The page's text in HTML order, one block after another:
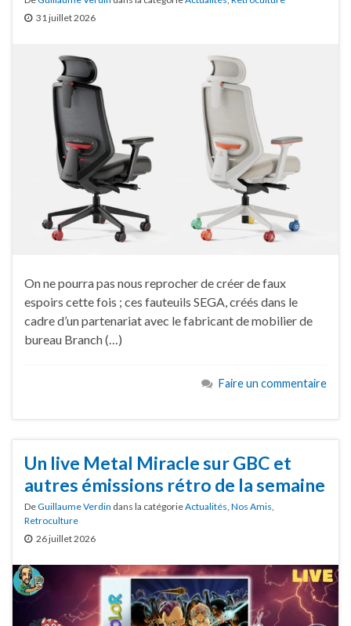
31 juillet 2026
On ne pourra pas nous reprocher de créer de faux
espoirs cette fois ; ces fauteuils SEGA, créés dans le
cadre d’un partenariat avec le fabricant de mobilier de
bureau Branch (…)
Faire un commentaire
Un live Metal Miracle sur GBC et
autres émissions rétro de la semaine
DeGuillaume Verdin dans la catégorieActualités Nos Amis
Retroculture
26 juillet 2026